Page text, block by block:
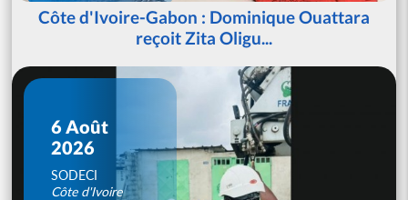
Côte d'Ivoire-Gabon : Dominique Ouattara
reçoit Zita Oligu...
6 Août
2026
SODECI
Côte d'Ivoire